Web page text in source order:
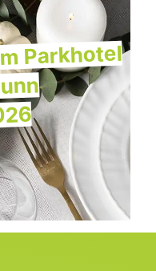
Parkhotel